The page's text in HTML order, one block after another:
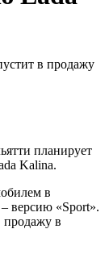
в продажу
планирует
Kalina.
в
версию «Sport».
продажу в